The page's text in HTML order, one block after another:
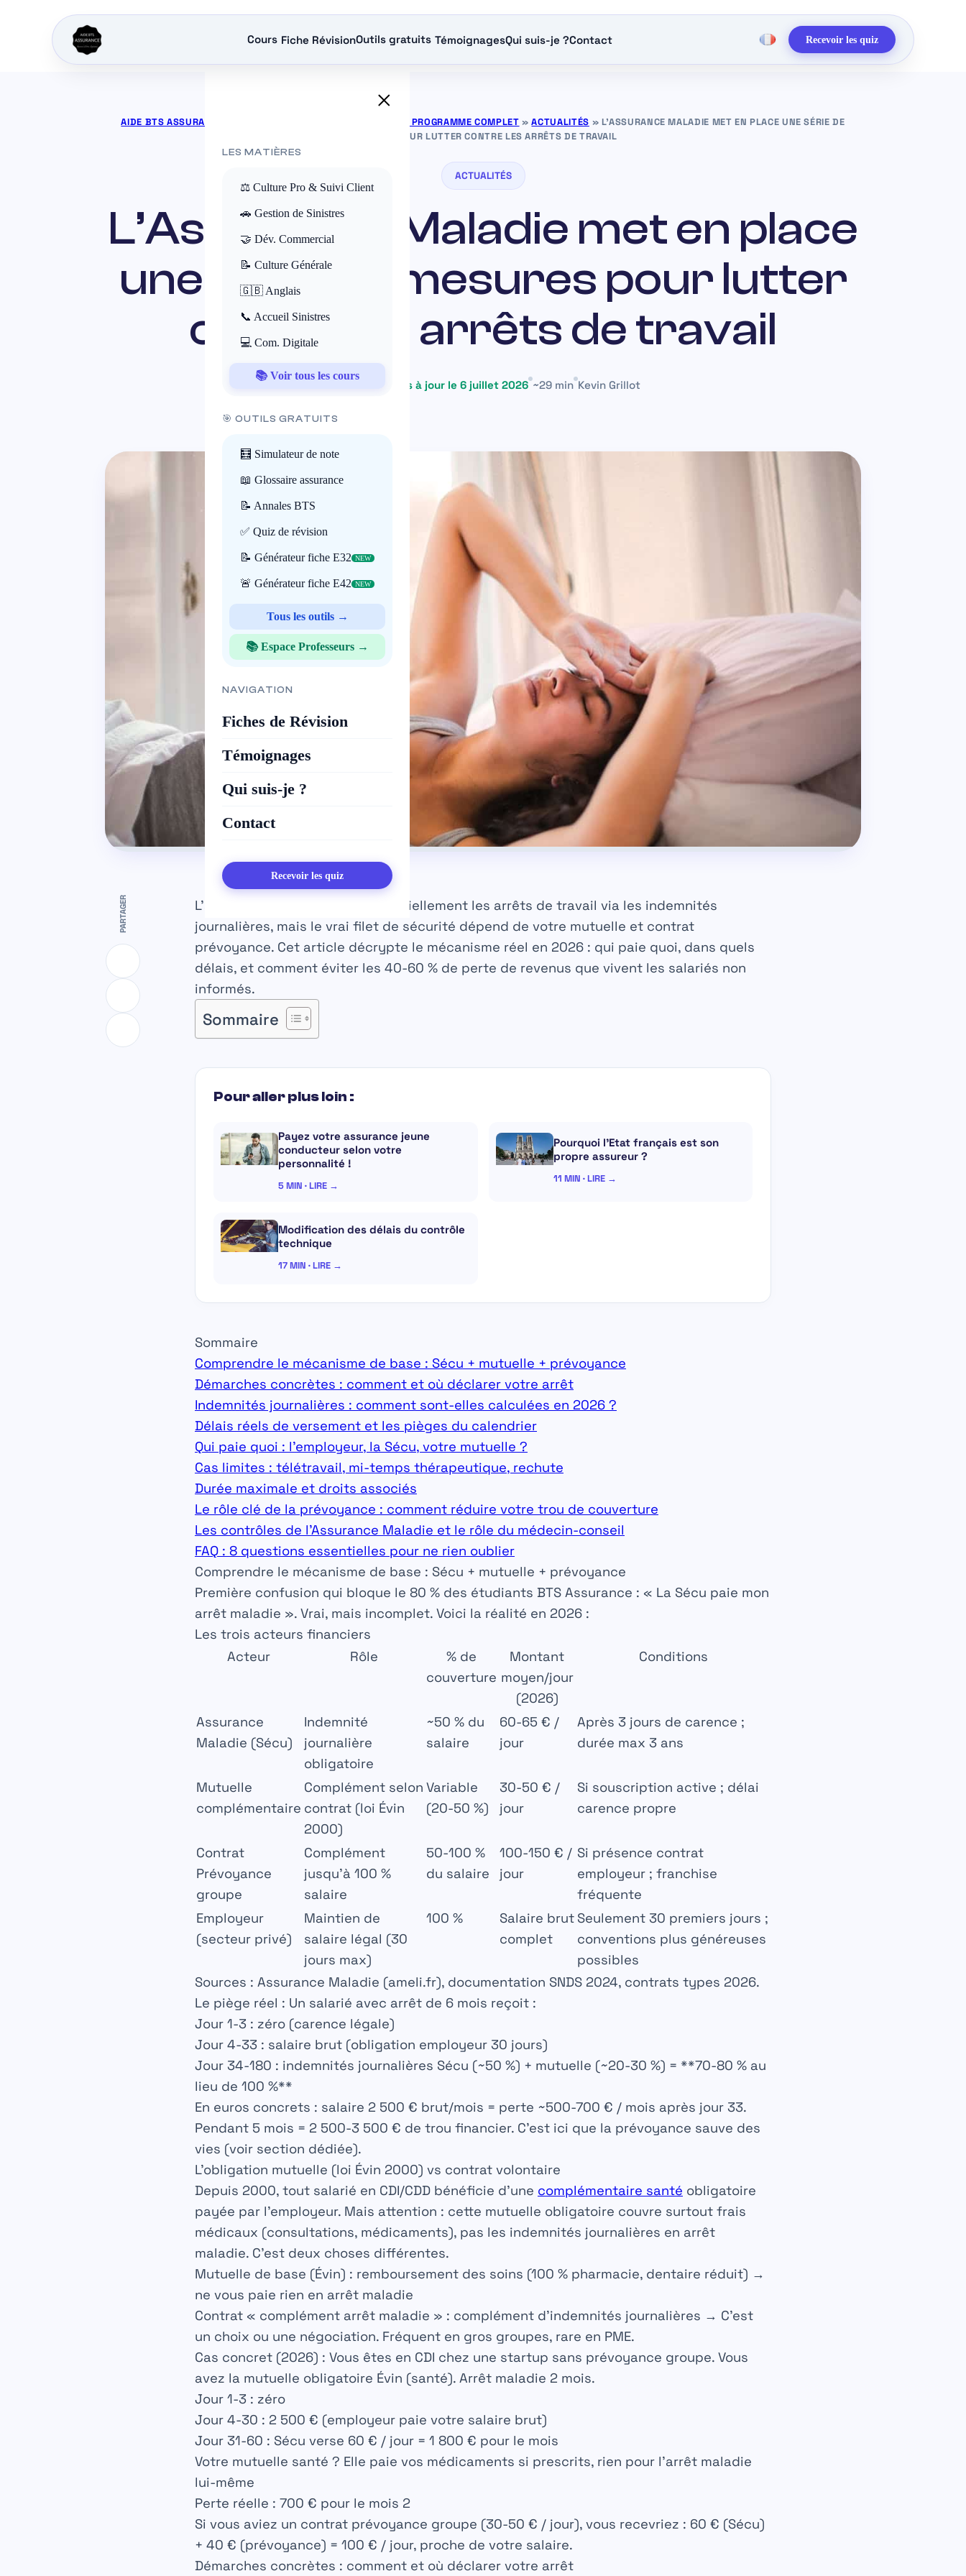
Cours Fiche RévisionOutils gratuits TémoignagesQui suis-je ?Contact Recevoir les quiz
×
LES MATIÈRES
⚖️ Culture Pro & Suivi Client
🚗 Gestion de Sinistres
🤝 Dév. Commercial
📝 Culture Générale
🇬🇧 Anglais
📞 Accueil Sinistres
💻 Com. Digitale
📚 Voir tous les cours
🎯 OUTILS GRATUITS
🧮 Simulateur de note
📖 Glossaire assurance
📝 Annales BTS
✅ Quiz de révision
📝 Générateur fiche E32 NEW
🚨 Générateur fiche E42 NEW
Tous les outils →
📚 Espace Professeurs →
NAVIGATION
Fiches de Révision
Témoignages
Qui suis-je ?
Contact
Recevoir les quiz
AIDE BTS ASSURANCE COURS BTS ASSURANCE GRATUITS — PROGRAMME COMPLET »ACTUALITÉS » L’ASSURANCE MALADIE MET EN PLACE UNE SÉRIE DE
MESURES POUR LUTTER CONTRE LES ARRÊTS DE TRAVAIL
ACTUALITÉS
L’Assurance Maladie met en place
une série de mesures pour lutter
contre les arrêts de travail
Mis à jour le 6 juillet 2026 ~29 min Kevin Grillot
PARTAGER
L’assurance maladie finance partiellement les arrêts de travail via les indemnités
journalières, mais le vrai filet de sécurité dépend de votre mutuelle et contrat
prévoyance. Cet article décrypte le mécanisme réel en 2026 : qui paie quoi, dans quels
délais, et comment éviter les 40-60 % de perte de revenus que vivent les salariés non
informés.
Sommaire
Pour aller plus loin :
Payez votre assurance jeune
conducteur selon votre
personnalité !
5 MIN · LIRE →
Pourquoi l’Etat français est son
propre assureur ?
11 MIN · LIRE →
Modification des délais du contrôle
technique
17 MIN · LIRE →
Sommaire
Comprendre le mécanisme de base : Sécu + mutuelle + prévoyance
Démarches concrètes : comment et où déclarer votre arrêt
Indemnités journalières : comment sont-elles calculées en 2026 ?
Délais réels de versement et les pièges du calendrier
Qui paie quoi : l’employeur, la Sécu, votre mutuelle ?
Cas limites : télétravail, mi-temps thérapeutique, rechute
Durée maximale et droits associés
Le rôle clé de la prévoyance : comment réduire votre trou de couverture
Les contrôles de l’Assurance Maladie et le rôle du médecin-conseil
FAQ : 8 questions essentielles pour ne rien oublier
Comprendre le mécanisme de base : Sécu + mutuelle + prévoyance
Première confusion qui bloque le 80 % des étudiants BTS Assurance : « La Sécu paie mon
arrêt maladie ». Vrai, mais incomplet. Voici la réalité en 2026 :
Les trois acteurs financiers
Acteur
Rôle
% de
couverture
Montant
moyen/jour
(2026)
Conditions
Assurance
Maladie (Sécu)
Indemnité
journalière
obligatoire
~50 % du
salaire
60-65 € /
jour
Après 3 jours de carence ;
durée max 3 ans
Mutuelle
complémentaire
Complément selon
contrat (loi Évin
2000)
Variable
(20-50 %)
30-50 € /
jour
Si souscription active ; délai
carence propre
Contrat
Prévoyance
groupe
Complément
jusqu’à 100 %
salaire
50-100 %
du salaire
100-150 € /
jour
Si présence contrat
employeur ; franchise
fréquente
Employeur
(secteur privé)
Maintien de
salaire légal (30
jours max)
100 %
Salaire brut
complet
Seulement 30 premiers jours ;
conventions plus généreuses
possibles
Sources : Assurance Maladie (ameli.fr), documentation SNDS 2024, contrats types 2026.
Le piège réel : Un salarié avec arrêt de 6 mois reçoit :
Jour 1-3 : zéro (carence légale)
Jour 4-33 : salaire brut (obligation employeur 30 jours)
Jour 34-180 : indemnités journalières Sécu (~50 %) + mutuelle (~20-30 %) = **70-80 % au
lieu de 100 %**
En euros concrets : salaire 2 500 € brut/mois = perte ~500-700 € / mois après jour 33.
Pendant 5 mois = 2 500-3 500 € de trou financier. C’est ici que la prévoyance sauve des
vies (voir section dédiée).
L’obligation mutuelle (loi Évin 2000) vs contrat volontaire
Depuis 2000, tout salarié en CDI/CDD bénéficie d’une complémentaire santé obligatoire
payée par l’employeur. Mais attention : cette mutuelle obligatoire couvre surtout frais
médicaux (consultations, médicaments), pas les indemnités journalières en arrêt
maladie. C’est deux choses différentes.
Mutuelle de base (Évin) : remboursement des soins (100 % pharmacie, dentaire réduit) →
ne vous paie rien en arrêt maladie
Contrat « complément arrêt maladie » : complément d’indemnités journalières → C’est
un choix ou une négociation. Fréquent en gros groupes, rare en PME.
Cas concret (2026) : Vous êtes en CDI chez une startup sans prévoyance groupe. Vous
avez la mutuelle obligatoire Évin (santé). Arrêt maladie 2 mois.
Jour 1-3 : zéro
Jour 4-30 : 2 500 € (employeur paie votre salaire brut)
Jour 31-60 : Sécu verse 60 € / jour = 1 800 € pour le mois
Votre mutuelle santé ? Elle paie vos médicaments si prescrits, rien pour l’arrêt maladie
lui-même
Perte réelle : 700 € pour le mois 2
Si vous aviez un contrat prévoyance groupe (30-50 € / jour), vous recevriez : 60 € (Sécu)
+ 40 € (prévoyance) = 100 € / jour, proche de votre salaire.
Démarches concrètes : comment et où déclarer votre arrêt